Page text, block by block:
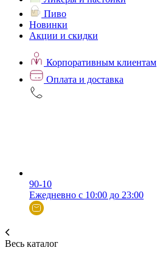
Пиво
Новинки
Акции и скидки
Корпоративным клиентам
Оплата и доставка
90-10
Ежедневно с 10:00 до 23:00
Весь каталог